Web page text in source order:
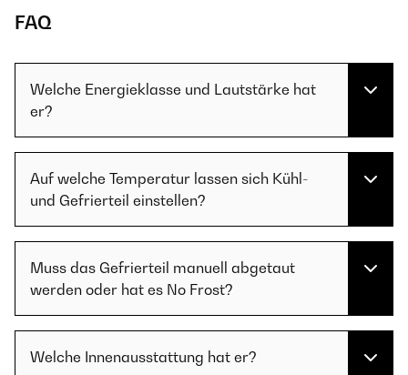
FAQ
Welche Energieklasse und Lautstärke hat
er?
Auf welche Temperatur lassen sich Kühl-
und Gefrierteil einstellen?
Muss das Gefrierteil manuell abgetaut
werden oder hat es No Frost?
Welche Innenausstattung hat er?